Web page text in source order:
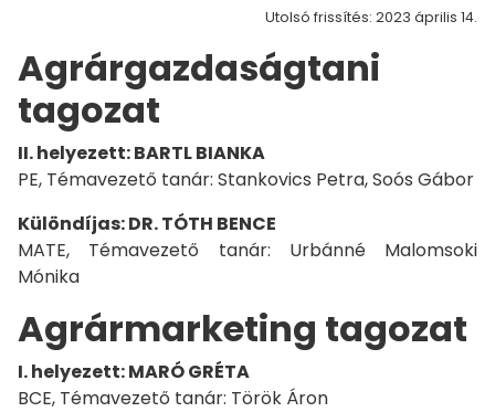
Utolsó frissítés: 2023 április 14.
Agrárgazdaságtani
tagozat
II. helyezett: BARTL BIANKA
PE, Témavezető tanár: Stankovics Petra, Soós Gábor
Különdíjas: DR. TÓTH BENCE
MATE, Témavezető tanár: Urbánné Malomsoki
Mónika
Agrármarketing tagozat
I. helyezett: MARÓ GRÉTA
BCE, Témavezető tanár: Török Áron